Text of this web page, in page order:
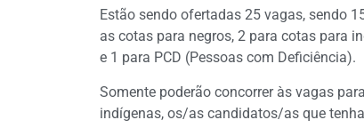
Estão sendo ofertadas 25 vagas, sendo
as cotas para negros, 2 para cotas para
e 1 para PCD (Pessoas com Deficiência).
Somente poderão concorrer às vagas
indígenas, os/as candidatos/as que